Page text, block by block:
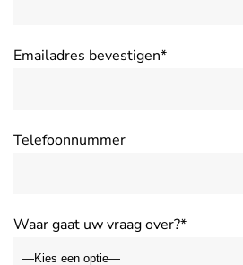
Emailadres bevestigen*
Telefoonnummer
Waar gaat uw vraag over?*